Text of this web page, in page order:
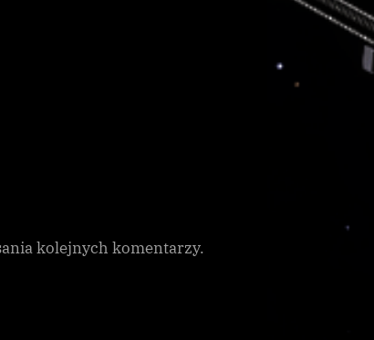
kolejnych komentarzy.